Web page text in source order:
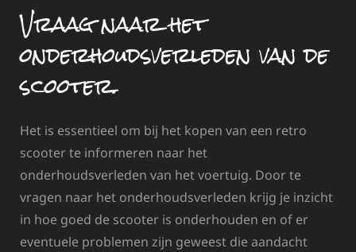
Vraag naar het
onderhoudsverleden van de
scooter.
Het is essentieel om bij het kopen van een retro
scooter te informeren naar het
onderhoudsverleden van het voertuig. Door te
vragen naar het onderhoudsverleden krijg je inzicht
in hoe goed de scooter is onderhouden en of er
eventuele problemen zijn geweest die aandacht